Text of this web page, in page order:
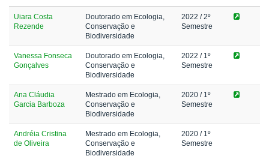
Uiara Costa
Rezende
Doutorado em Ecologia,
Conservação e
Biodiversidade
2022 / 2º
Semestre
Vanessa Fonseca
Gonçalves
Doutorado em Ecologia,
Conservação e
Biodiversidade
2022 / 1º
Semestre
Ana Cláudia
Garcia Barboza
Mestrado em Ecologia,
Conservação e
Biodiversidade
2020 / 1º
Semestre
Andréia Cristina
de Oliveira
Mestrado em Ecologia,
Conservação e
Biodiversidade
2020 / 1º
Semestre